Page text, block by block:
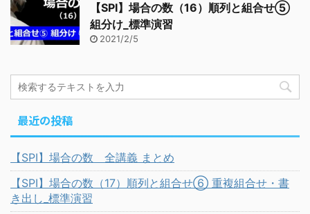
【SPI】場合の数（16）順列と組合せ⑤
組分け_標準演習
2021/2/5
最近の投稿
【SPI】場合の数 全講義 まとめ
【SPI】場合の数（17）順列と組合せ⑥ 重複組合せ・書
き出し_標準演習